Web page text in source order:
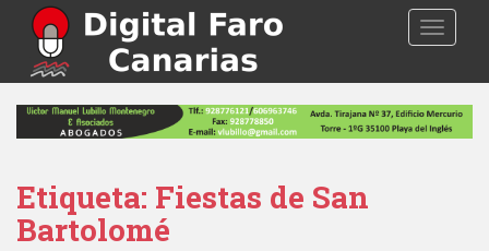
p
Etiqueta: Fiestas de San
Bartolomé